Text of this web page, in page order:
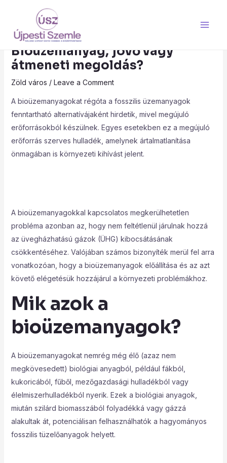
content
Bioüzemanyag, jövő vagy
átmeneti megoldás?
Zöld város / Leave a Comment
A bioüzemanyagokat régóta a fosszilis üzemanyagok
fenntartható alternatívájaként hirdetik, mivel megújuló
erőforrásokból készülnek. Egyes esetekben ez a megújuló
erőforrás szerves hulladék, amelynek ártalmatlanítása
önmagában is környezeti kihívást jelent.
A bioüzemanyagokkal kapcsolatos megkerülhetetlen
probléma azonban az, hogy nem feltétlenül járulnak hozzá
az üvegházhatású gázok (ÜHG) kibocsátásának
csökkentéséhez. Valójában számos bizonyíték merül fel arra
vonatkozóan, hogy a bioüzemanyagok előállítása és az azt
követő elégetésük hozzájárul a környezeti problémákhoz.
Mik azok a
bioüzemanyagok?
A bioüzemanyagokat nemrég még élő (azaz nem
megkövesedett) biológiai anyagból, például fákból,
kukoricából, fűből, mezőgazdasági hulladékból vagy
élelmiszerhulladékból nyerik. Ezek a biológiai anyagok,
miután szilárd biomasszából folyadékká vagy gázzá
alakultak át, potenciálisan felhasználhatók a hagyományos
fosszilis tüzelőanyagok helyett.
navigation